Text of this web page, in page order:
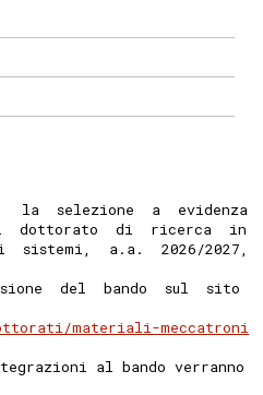
la  selezione  a  evidenza
dottorato  di  ricerca  in
sistemi,  a.a.  2026/2027,
del  bando  sul  sito
materiali-meccatroni
al bando verranno